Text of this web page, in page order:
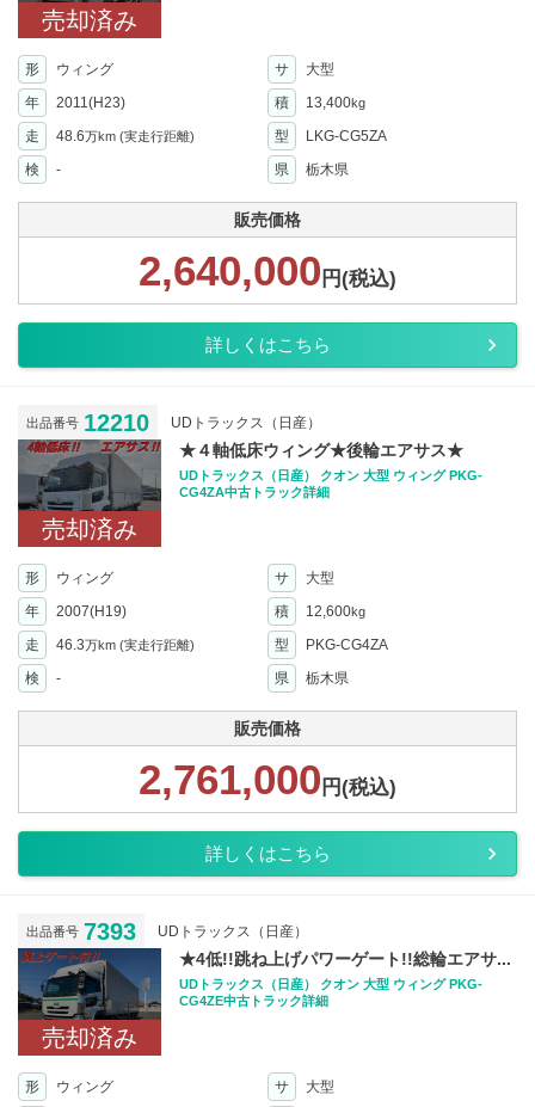
売却済み
形 ウィング サ
大型
年
2011(H23) 積 13,400kg
走 48.6万km (実走行距離) 型
LKG-CG5ZA
検
- 県 栃木県
販売価格
2,640,000 円(税込)
詳しくはこちら
出品番号 12210 UDトラックス（日産）
売却済み
★４軸低床ウィング★後輪エアサス★
UDトラックス（日産） クオン 大型 ウィング PKG-
CG4ZA中古トラック詳細
形 ウィング サ
大型
年
2007(H19) 積 12,600kg
走 46.3万km (実走行距離) 型
PKG-CG4ZA
検
- 県 栃木県
販売価格
2,761,000 円(税込)
詳しくはこちら
出品番号 7393 UDトラックス（日産）
売却済み
★4低!!跳ね上げパワーゲート!!総輪エアサ...
UDトラックス（日産） クオン 大型 ウィング PKG-
CG4ZE中古トラック詳細
形 ウィング サ
大型